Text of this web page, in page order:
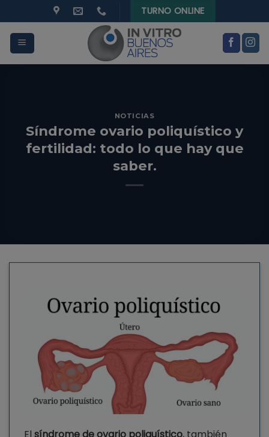
to
content
TURNO ONLINE
NOTICIAS
Síndrome ovario poliquístico y
fertilidad: todo lo que hay que
saber.
El síndrome de ovario poliquístico, también
modal-check